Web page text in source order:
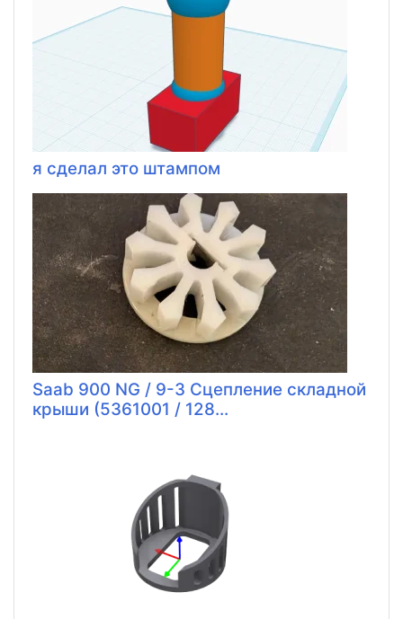
я сделал это штампом
Saab 900 NG / 9-3 Сцепление складной
крыши (5361001 / 128...